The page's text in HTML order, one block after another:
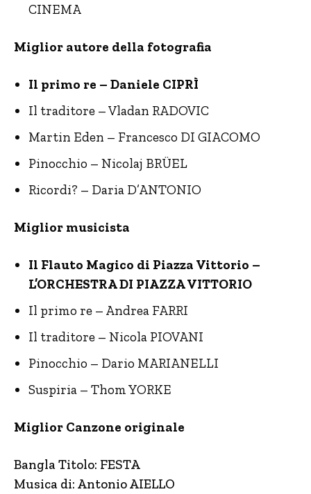
CINEMA
Miglior autore della fotografia
Il primo re – Daniele CIPRÌ
Il traditore – Vladan RADOVIC
Martin Eden – Francesco DI GIACOMO
Pinocchio – Nicolaj BRÜEL
Ricordi? – Daria D’ANTONIO
Miglior musicista
Il Flauto Magico di Piazza Vittorio –
L’ORCHESTRA DI PIAZZA VITTORIO
Il primo re – Andrea FARRI
Il traditore – Nicola PIOVANI
Pinocchio – Dario MARIANELLI
Suspiria – Thom YORKE
Miglior Canzone originale
Bangla Titolo: FESTA
Musica di: Antonio AIELLO